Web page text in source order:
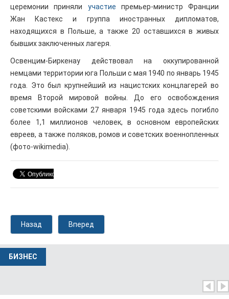
церемонии приняли участие премьер-министр Франции
Жан Кастекс и группа иностранных дипломатов,
находящихся в Польше, а также 20 оставшихся в живых
бывших заключенных лагеря.
Освенцим-Биркенау действовал на оккупированной
немцами территории юга Польши с мая 1940 по январь 1945
года. Это был крупнейший из нацистских концлагерей во
время Второй мировой войны. До его освобождения
советскими войсками 27 января 1945 года здесь погибло
более 1,1 миллионов человек, в основном европейских
евреев, а также поляков, ромов и советских военнопленных
(фото-wikimedia).
Назад Вперед
БИЗНЕС